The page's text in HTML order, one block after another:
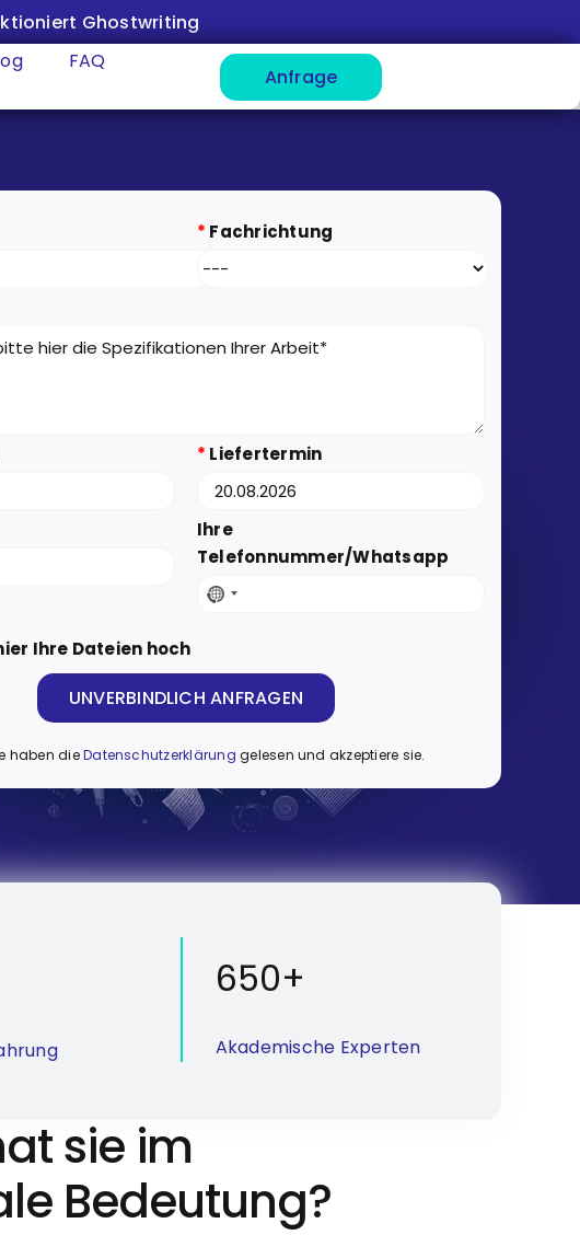
Ghostwriting
FAQ
Anfrage
* Fachrichtung
* Liefertermin
Ihre
Telefonnummer/Whatsapp
No
Ihre Dateien hoch
haben dieDatenschutzerklärung gelesen und akzeptiere sie.
650+
Akademische Experten
sie im
Bedeutung?